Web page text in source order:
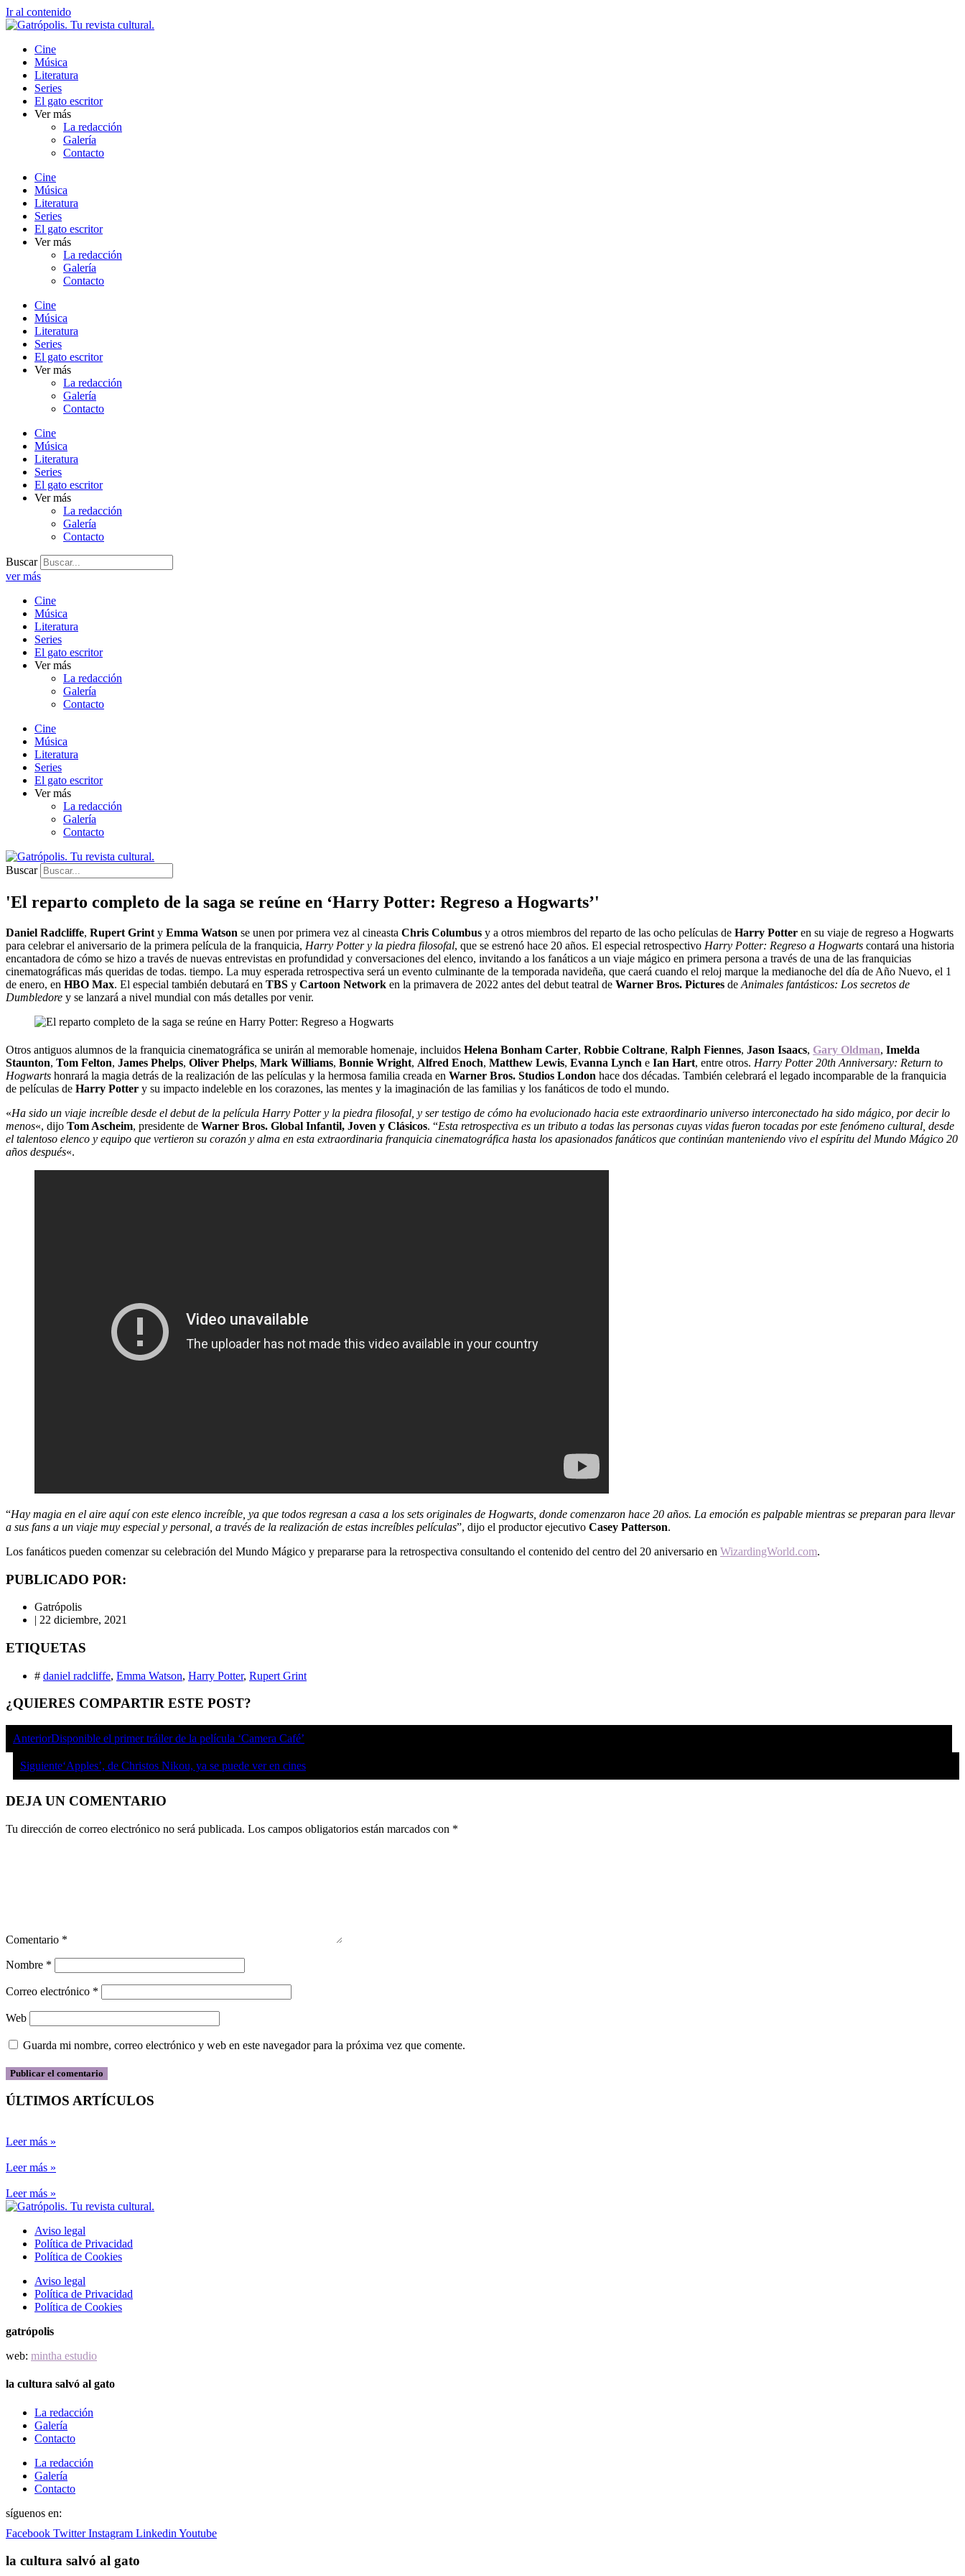
Ir al contenido
Cine
Música
Literatura
Series
El gato escritor
Ver más
La redacción
Galería
Contacto
Cine
Música
Literatura
Series
El gato escritor
Ver más
La redacción
Galería
Contacto
Cine
Música
Literatura
Series
El gato escritor
Ver más
La redacción
Galería
Contacto
Cine
Música
Literatura
Series
El gato escritor
Ver más
La redacción
Galería
Contacto
Buscar
ver más
Cine
Música
Literatura
Series
El gato escritor
Ver más
La redacción
Galería
Contacto
Cine
Música
Literatura
Series
El gato escritor
Ver más
La redacción
Galería
Contacto
Buscar
'El reparto completo de la saga se reúne en ‘Harry Potter: Regreso a Hogwarts’'
Daniel Radcliffe, Rupert Grint y Emma Watson se unen por primera vez al cineasta Chris Columbus y a otros miembros del reparto de las ocho películas de Harry Potter en su viaje de regreso a Hogwarts
para celebrar el aniversario de la primera película de la franquicia, Harry Potter y la piedra filosofal, que se estrenó hace 20 años. El especial retrospectivo Harry Potter: Regreso a Hogwarts contará una historia
encantadora de cómo se hizo a través de nuevas entrevistas en profundidad y conversaciones del elenco, invitando a los fanáticos a un viaje mágico en primera persona a través de una de las franquicias
cinematográficas más queridas de todas. tiempo. La muy esperada retrospectiva será un evento culminante de la temporada navideña, que caerá cuando el reloj marque la medianoche del día de Año Nuevo, el 1
de enero, en HBO Max. El especial también debutará en TBS y Cartoon Network en la primavera de 2022 antes del debut teatral de Warner Bros. Pictures de Animales fantásticos: Los secretos de
Dumbledore y se lanzará a nivel mundial con más detalles por venir.
Otros antiguos alumnos de la franquicia cinematográfica se unirán al memorable homenaje, incluidos Helena Bonham Carter, Robbie Coltrane, Ralph Fiennes, Jason Isaacs, Gary Oldman, Imelda
Staunton, Tom Felton, James Phelps, Oliver Phelps, Mark Williams, Bonnie Wright, Alfred Enoch, Matthew Lewis, Evanna Lynch e Ian Hart, entre otros. Harry Potter 20th Anniversary: ​​Return to
Hogwarts honrará la magia detrás de la realización de las películas y la hermosa familia creada en Warner Bros. Studios London hace dos décadas. También celebrará el legado incomparable de la franquicia
de películas de Harry Potter y su impacto indeleble en los corazones, las mentes y la imaginación de las familias y los fanáticos de todo el mundo.
«Ha sido un viaje increíble desde el debut de la película Harry Potter y la piedra filosofal, y ser testigo de cómo ha evolucionado hacia este extraordinario universo interconectado ha sido mágico, por decir lo
menos«, dijo Tom Ascheim, presidente de Warner Bros. Global Infantil, Joven y Clásicos. “Esta retrospectiva es un tributo a todas las personas cuyas vidas fueron tocadas por este fenómeno cultural, desde
el talentoso elenco y equipo que vertieron su corazón y alma en esta extraordinaria franquicia cinematográfica hasta los apasionados fanáticos que continúan manteniendo vivo el espíritu del Mundo Mágico 20
años después«.
“Hay magia en el aire aquí con este elenco increíble, ya que todos regresan a casa a los sets originales de Hogwarts, donde comenzaron hace 20 años. La emoción es palpable mientras se preparan para llevar
a sus fans a un viaje muy especial y personal, a través de la realización de estas increíbles películas”, dijo el productor ejecutivo Casey Patterson.
Los fanáticos pueden comenzar su celebración del Mundo Mágico y prepararse para la retrospectiva consultando el contenido del centro del 20 aniversario en WizardingWorld.com.
PUBLICADO POR:
Gatrópolis
| 22 diciembre, 2021
ETIQUETAS
# daniel radcliffe, Emma Watson, Harry Potter, Rupert Grint
¿QUIERES COMPARTIR ESTE POST?
AnteriorDisponible el primer tráiler de la película ‘Camera Café’
Siguiente‘Apples’, de Christos Nikou, ya se puede ver en cines
DEJA UN COMENTARIO
Tu dirección de correo electrónico no será publicada. Los campos obligatorios están marcados con *
Comentario *
Nombre *
Correo electrónico *
Web
Guarda mi nombre, correo electrónico y web en este navegador para la próxima vez que comente.
ÚLTIMOS ARTÍCULOS
Leer más »
Leer más »
Leer más »
Aviso legal
Política de Privacidad
Política de Cookies
Aviso legal
Política de Privacidad
Política de Cookies
gatrópolis
web: mintha estudio
la cultura salvó al gato
La redacción
Galería
Contacto
La redacción
Galería
Contacto
síguenos en:
Facebook Twitter Instagram Linkedin Youtube
la cultura salvó al gato